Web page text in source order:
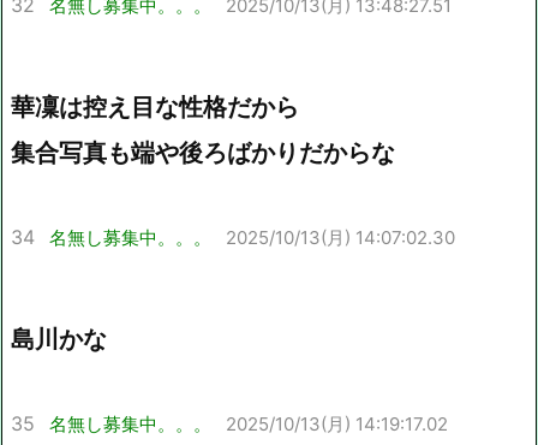
32 名無し募集中。。。 2025/10/13(月) 13:48:27.51
華凜は控え目な性格だから
集合写真も端や後ろばかりだからな
34 名無し募集中。。。 2025/10/13(月) 14:07:02.30
島川かな
35 名無し募集中。。。 2025/10/13(月) 14:19:17.02